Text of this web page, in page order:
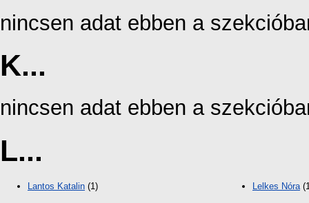
nincsen adat ebben a
K...
nincsen adat ebben a
L...
Lantos Katalin (1) Lelkes Nóra